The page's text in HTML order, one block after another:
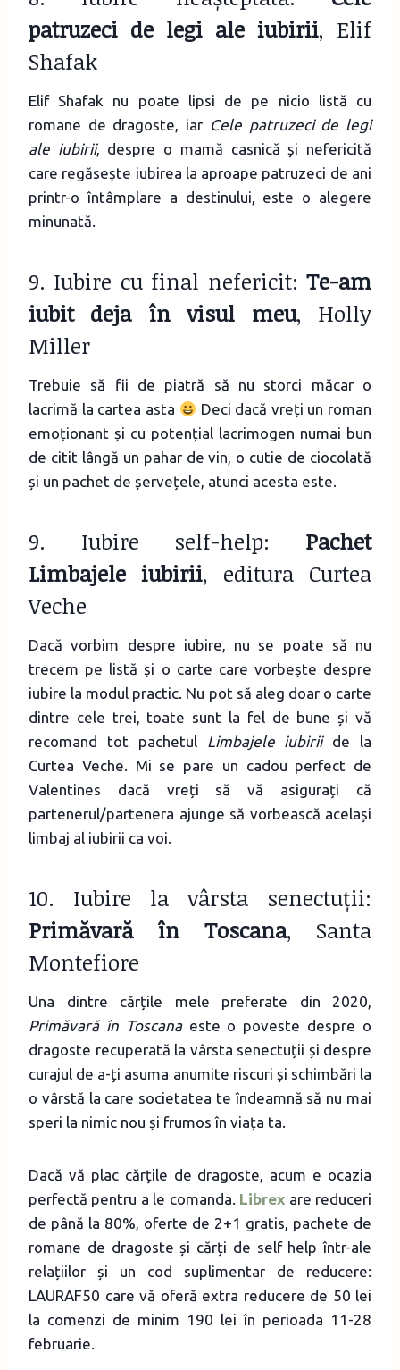
patruzeci de legi ale iubirii, Elif
Shafak
Elif Shafak nu poate lipsi de pe nicio listă cu
romane de dragoste, iar Cele patruzeci de legi
ale iubirii, despre o mamă casnică și nefericită
care regăsește iubirea la aproape patruzeci de ani
printr-o întâmplare a destinului, este o alegere
minunată.
9. Iubire cu final nefericit: Te-am
iubit deja în visul meu, Holly
Miller
Trebuie să fii de piatră să nu storci măcar o
lacrimă la cartea asta
Deci dacă vreți un roman
emoționant și cu potențial lacrimogen numai bun
de citit lângă un pahar de vin, o cutie de ciocolată
și un pachet de șervețele, atunci acesta este.
9. Iubire self-help: Pachet
Limbajele iubirii, editura Curtea
Veche
Dacă vorbim despre iubire, nu se poate să nu
trecem pe listă și o carte care vorbește despre
iubire la modul practic. Nu pot să aleg doar o carte
dintre cele trei, toate sunt la fel de bune și vă
recomand tot pachetul Limbajele iubiriide la
Curtea Veche. Mi se pare un cadou perfect de
Valentines dacă vreți să vă asigurați că
partenerul/partenera ajunge să vorbească același
limbaj al iubirii ca voi.
10. Iubire la vârsta senectuții:
Primăvară în Toscana, Santa
Montefiore
Una dintre cărțile mele preferate din 2020,
Primăvară în Toscanaeste o poveste despre o
dragoste recuperată la vârsta senectuții și despre
curajul de a-ți asuma anumite riscuri și schimbări la
o vârstă la care societatea te îndeamnă să nu mai
speri la nimic nou și frumos în viața ta.
Dacă vă plac cărțile de dragoste, acum e ocazia
perfectă pentru a le comanda. Librex are reduceri
de până la 80%, oferte de 2+1 gratis, pachete de
romane de dragoste și cărți de self help într-ale
relațiilor și un cod suplimentar de reducere:
LAURAF50 care vă oferă extra reducere de 50 lei
la comenzi de minim 190 lei în perioada 11-28
februarie.